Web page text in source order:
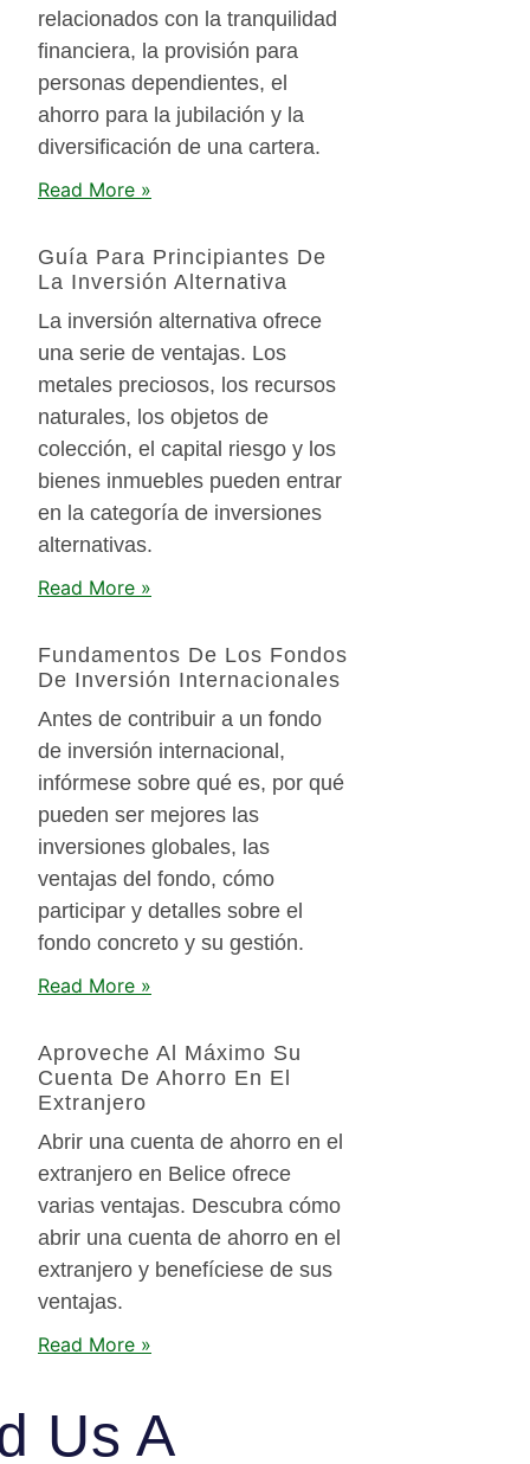
relacionados con la tranquilidad
financiera, la provisión para
personas dependientes, el
ahorro para la jubilación y la
diversificación de una cartera.
Read More »
Guía Para Principiantes De
La Inversión Alternativa
La inversión alternativa ofrece
una serie de ventajas. Los
metales preciosos, los recursos
naturales, los objetos de
colección, el capital riesgo y los
bienes inmuebles pueden entrar
en la categoría de inversiones
alternativas.
Read More »
Fundamentos De Los Fondos
De Inversión Internacionales
Antes de contribuir a un fondo
de inversión internacional,
infórmese sobre qué es, por qué
pueden ser mejores las
inversiones globales, las
ventajas del fondo, cómo
participar y detalles sobre el
fondo concreto y su gestión.
Read More »
Aproveche Al Máximo Su
Cuenta De Ahorro En El
Extranjero
Abrir una cuenta de ahorro en el
extranjero en Belice ofrece
varias ventajas. Descubra cómo
abrir una cuenta de ahorro en el
extranjero y benefíciese de sus
ventajas.
Read More »
Us A